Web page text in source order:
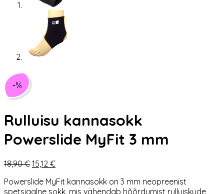
-%
Rulluisu kannasokk
Powerslide MyFit 3 mm
18,90€ Algne
oli:
15,12 €Praegune
on:
Powerslide MyFit kannasokk on 3 mm neopreenist
spetsiaalne sokk, mis vähendab hõõrdumist rulluiskude